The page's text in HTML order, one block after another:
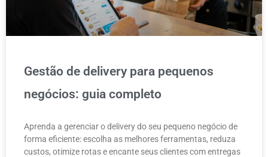
Gestão de delivery para pequenos
negócios: guia completo
Aprenda a gerenciar o delivery do seu pequeno negócio de
forma eficiente: escolha as melhores ferramentas, reduza
custos, otimize rotas e encante seus clientes com entregas